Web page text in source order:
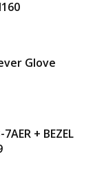
Glove
+ BEZEL